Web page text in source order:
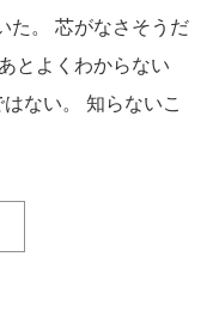
た。 芯がなさそうだ
とよくわからない
ない。 知らないこ